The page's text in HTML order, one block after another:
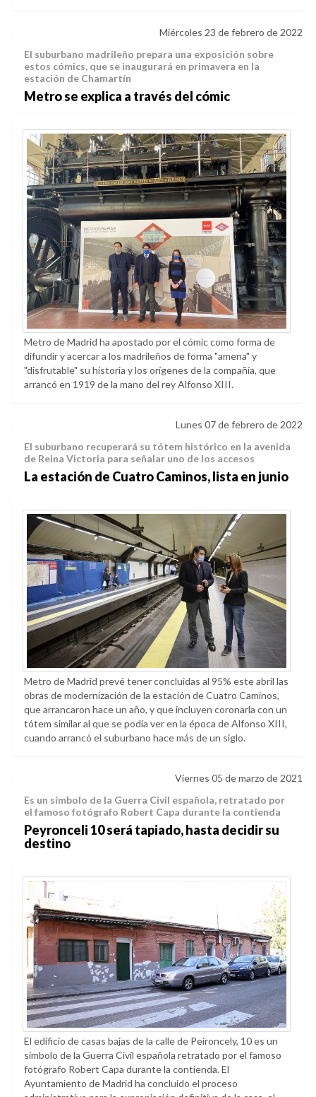
estos cómics, que se inaugurará en primavera en la
estación de Chamartín
Metro se explica a través del cómic
Metro de Madrid ha apostado por el cómic como forma de
difundir y acercar a los madrileños de forma "amena" y
"disfrutable" su historia y los orígenes de la compañía, que
arrancó en 1919 de la mano del rey Alfonso XIII.
de Reina Victoria para señalar uno de los accesos
La estación de Cuatro Caminos, lista en junio
Metro de Madrid prevé tener concluidas al 95% este abril las
obras de modernización de la estación de Cuatro Caminos,
que arrancaron hace un año, y que incluyen coronarla con un
tótem similar al que se podía ver en la época de Alfonso XIII,
cuando arrancó el suburbano hace más de un siglo.
el famoso fotógrafo Robert Capa durante la contienda
Peyronceli 10 será tapiado, hasta decidir su
destino
El edificio de casas bajas de la calle de Peironcely, 10 es un
símbolo de la Guerra Civil española retratado por el famoso
fotógrafo Robert Capa durante la contienda. El
Ayuntamiento de Madrid ha concluido el proceso
administrativo para la expropiación definitiva de la casa, el